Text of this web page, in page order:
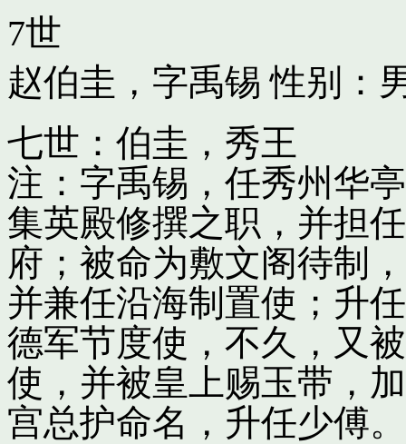
7世
赵伯圭，字禹锡 性别：
七世：伯圭，秀王
注：字禹锡，任秀州华
集英殿修撰之职，并担
府；被命为敷文阁待制
并兼任沿海制置使；升
德军节度使，不久，又
使，并被皇上赐玉带，
宫总护命名，升任少傅